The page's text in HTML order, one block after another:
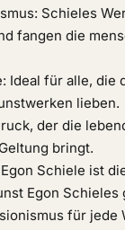
Schieles
fangen die
Ideal für alle, die
lieben.
der die
bringt.
Schiele ist
Egon Schieles
für jede